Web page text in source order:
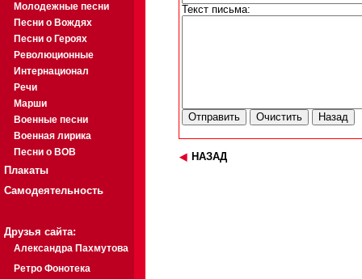
Молодежные песни
Песни о Вождях
Песни о Героях
Революционные
Интернационал
Речи
Марши
Военные песни
Военная лирика
Песни о ВОВ
Плакаты
Самодеятельность
Друзья сайта:
Александра Пахмутова
Ретро Фонотека
Текст письма:
НАЗАД